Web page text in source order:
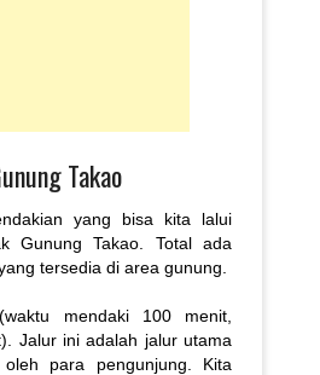
Takao
yang bisa kita lalui
Gunung Takao. Total ada
tersedia di area gunung.
mendaki 100 menit,
Jalur ini adalah jalur utama
para pengunjung. Kita